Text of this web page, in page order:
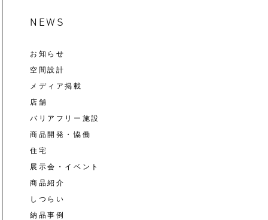
NEWS
お知らせ
空間設計
メディア掲載
店舗
バリアフリー施設
商品開発・恊働
住宅
展示会・イベント
商品紹介
しつらい
納品事例